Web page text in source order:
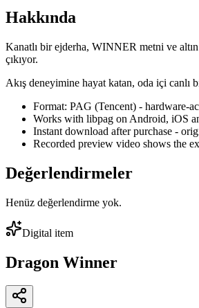
Hakkında
Kanatlı bir ejderha, WINNER metni ve
çıkıyor.
Akış deneyimine hayat katan, oda içi canlı
Format: PAG (Tencent) - hardware-
Works with libpag on Android, iOS
Instant download after purchase -
Recorded preview video shows the
Değerlendirmeler
Henüz değerlendirme yok.
Digital item
Dragon Winner